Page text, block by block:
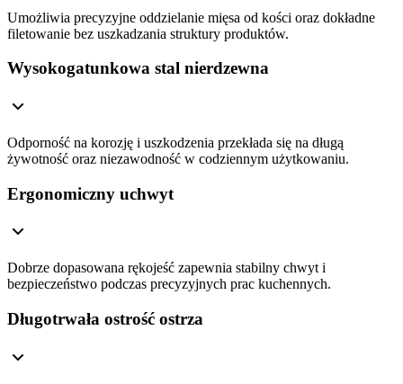
Umożliwia precyzyjne oddzielanie mięsa od kości oraz dokładne
filetowanie bez uszkadzania struktury produktów.
Wysokogatunkowa stal nierdzewna
Odporność na korozję i uszkodzenia przekłada się na długą
żywotność oraz niezawodność w codziennym użytkowaniu.
Ergonomiczny uchwyt
Dobrze dopasowana rękojeść zapewnia stabilny chwyt i
bezpieczeństwo podczas precyzyjnych prac kuchennych.
Długotrwała ostrość ostrza